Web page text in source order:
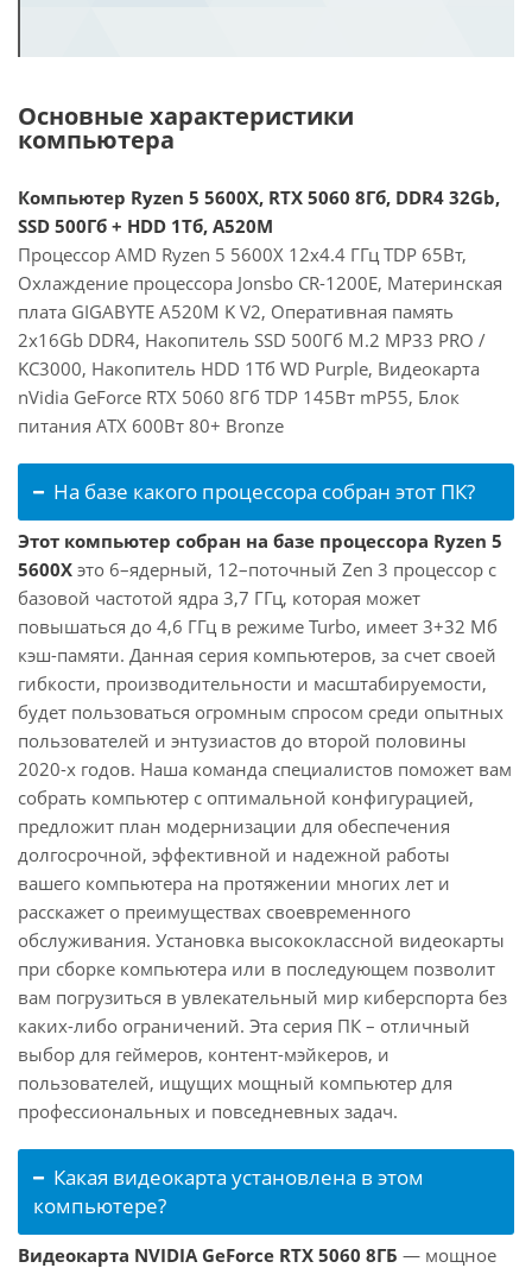
Основные характеристики
компьютера
Компьютер Ryzen 5 5600X, RTX 5060 8Гб, DDR4 32Gb,
SSD 500Гб + HDD 1Тб, A520M
Процессор AMD Ryzen 5 5600X 12x4.4 ГГц TDP 65Вт,
Охлаждение процессора Jonsbo CR-1200E, Материнская
плата GIGABYTE A520M K V2, Оперативная память
2x16Gb DDR4, Накопитель SSD 500Гб M.2 MP33 PRO /
KC3000, Накопитель HDD 1Тб WD Purple, Видеокарта
nVidia GeForce RTX 5060 8Гб TDP 145Вт mP55, Блок
питания ATX 600Вт 80+ Bronze
На базе какого процессора собран этот ПК?
Этот компьютер собран на базе процессора Ryzen 5
5600X это 6–ядерный, 12–поточный Zen 3 процессор с
базовой частотой ядра 3,7 ГГц, которая может
повышаться до 4,6 ГГц в режиме Turbo, имеет 3+32 Мб
кэш-памяти. Данная серия компьютеров, за счет своей
гибкости, производительности и масштабируемости,
будет пользоваться огромным спросом среди опытных
пользователей и энтузиастов до второй половины
2020-х годов. Наша команда специалистов поможет вам
собрать компьютер с оптимальной конфигурацией,
предложит план модернизации для обеспечения
долгосрочной, эффективной и надежной работы
вашего компьютера на протяжении многих лет и
расскажет о преимуществах своевременного
обслуживания. Установка высококлассной видеокарты
при сборке компьютера или в последующем позволит
вам погрузиться в увлекательный мир киберспорта без
каких-либо ограничений. Эта серия ПК – отличный
выбор для геймеров, контент-мэйкеров, и
пользователей, ищущих мощный компьютер для
профессиональных и повседневных задач.
Какая видеокарта установлена в этом
компьютере?
Видеокарта NVIDIA GeForce RTX 5060 8ГБ — мощное